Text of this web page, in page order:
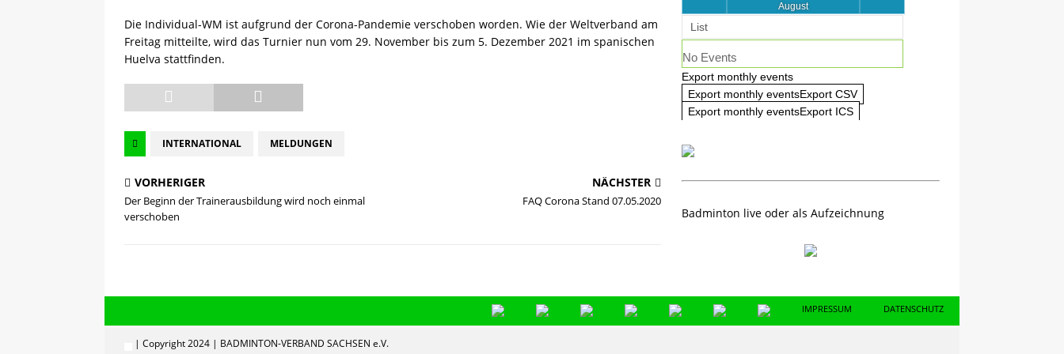
[ 08.05.2025 ]
💪 C-Trainerausbildung 2025/2026 – Es geht wieder los! 🏸 AKTUELL
Die Individual-WM ist aufgrund der Corona-Pandemie verschoben worden. Wie der Weltverband am
Freitag mitteilte, wird das Turnier nun vom 29. November bis zum 5. Dezember 2021 im spanischen
Huelva stattfinden.
INTERNATIONAL MELDUNGEN
VORHERIGER
Der Beginn der Trainerausbildung wird noch einmal
verschoben
NÄCHSTER
FAQ Corona Stand 07.05.2020
August
List
No Events
Export monthly events
Export monthly eventsExport CSV
Export monthly eventsExport ICS
Badminton live oder als Aufzeichnung
IMPRESSUM DATENSCHUTZ
| Copyright 2024 | BADMINTON-VERBAND SACHSEN e.V.